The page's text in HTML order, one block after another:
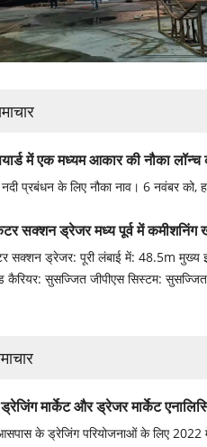
में एक मध्यम आकार की नौका लॉन्च
प्रबंधन के लिए नौका नाव। 6 नवंबर को,
सक्शन ड्रेजर मध्य पूर्व में कमीशनिंग
सक्शन ड्रेजर: पूरी लंबाई में: 48.5m मुख्य
कैरियर: सुसज्जित जीपीएस सिस्टम: सुसज्जित
मार्केट और ड्रेजर मार्केट
के ड्रेजिंग परियोजनाओं के लिए 2022 में